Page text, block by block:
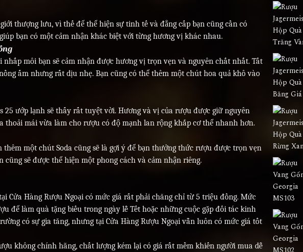
thượng lưu, vì thế để thể hiện sự tinh tế và đẳng cấp bạn cũng cần có
bạn có một cảm nhận khác biệt với từng hương vị khác nhau.
môi bạn sẽ cảm nhận được hương vị trọn vẹn và nguyên chất nhất. Tất
ấm nhưng rất dịu nhẹ. Bạn cũng có thể thêm một chút hoa quả khô vào
25 ướp lạnh sẽ thấy rất tuyệt vời. Hương và vị của rượu được giữ nguyên
mái vừa làm cho rượu có độ mạnh lan rộng khắp cơ thể nhanh hơn.
một chút Soda cũng sẽ là gợi ý để bạn thưởng thức rượu được trọn vẹn
sẽ được thể hiện một phong cách và cảm nhận riêng.
Cửa Hàng Rượu Ngoại có mức giá rất phải chăng chỉ từ 5 triệu đồng. Mức
để làm quà tặng biếu trong ngày lễ Tết hoặc những cuộc gặp đối tác kinh
có sự gia tăng, nhưng tại Cửa Hàng Rượu Ngoại vẫn luôn có mức giá tốt
không chính hãng, chất lượng kém lại có giá rất mềm khiến người mua dễ